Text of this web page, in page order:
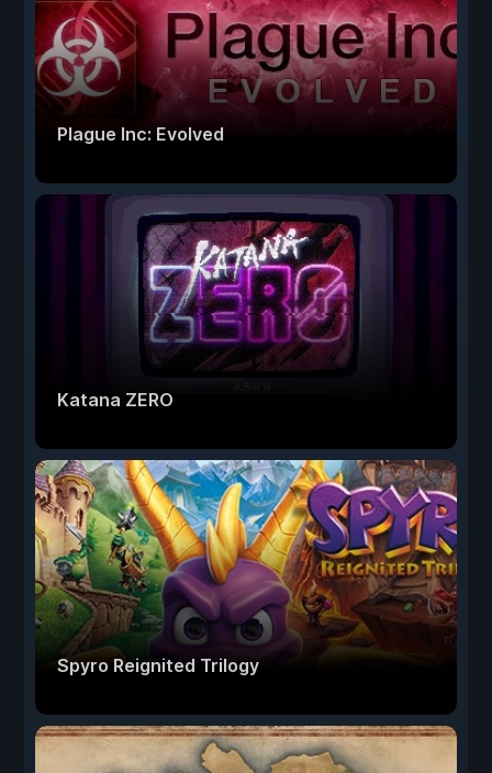
Plague Inc: Evolved
Katana ZERO
Spyro Reignited Trilogy